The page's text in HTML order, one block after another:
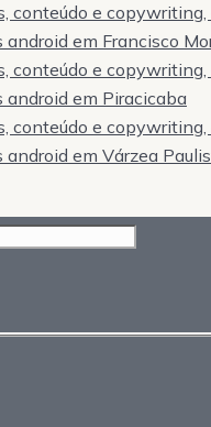
conteúdo e
em Francisco
conteúdo e
em Piracicaba
conteúdo e
em Várzea